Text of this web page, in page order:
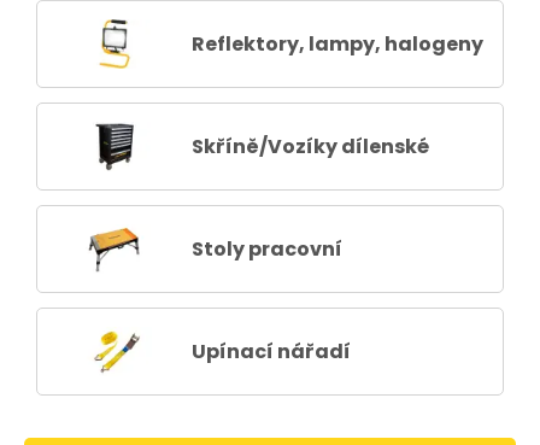
Reflektory, lampy, halogeny
Skříně/Vozíky dílenské
Stoly pracovní
Upínací nářadí